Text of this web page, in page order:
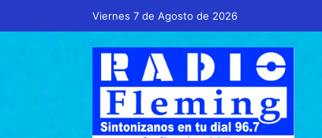
Viernes 7 de Agosto de 2026